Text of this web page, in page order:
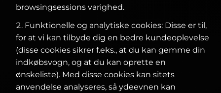
browsingsessions varighed.
Funktionelle og analytiske cookies: Disse er til,
for at vi kan tilbyde dig en bedre kundeoplevelse
(disse cookies sikrer f.eks., at du kan gemme din
indkøbsvogn, og at du kan oprette en
ønskeliste). Med disse cookies kan sitets
anvendelse analyseres, så ydeevnen kan